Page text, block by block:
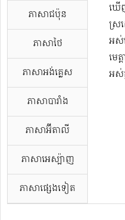
ភាសាជប៉ុន
ភាសាថៃ
ភាសាអង់គ្លេស
ភាសាបារាំង
ភាសាអ៊ីតាលី
ភាសាអេស្ប៉ាញ
ភាសាផ្សេងទៀត
ឃើ
ស្រ
អស់
មេ
អស់